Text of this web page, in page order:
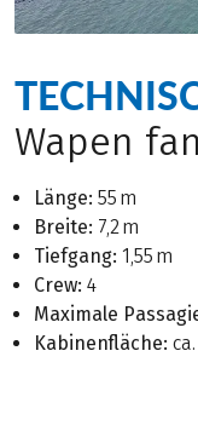
Wapen
Länge: 55 m
Breite: 7,2 m
Tiefgang: 1,55 m
Crew: 4
Maximale
Kabinenfläche: